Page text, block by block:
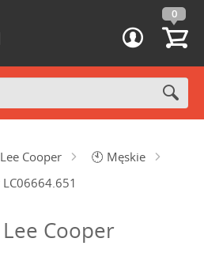
0
Lee Cooper 🕙 Męskie
Cooper